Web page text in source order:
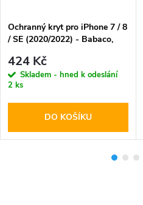
Ochranný kryt pro iPhone 7 / 8
/ SE (2020/2022) - Babaco,
424 Kč
Skladem - hned k odeslání
2 ks
DO KOŠÍKU